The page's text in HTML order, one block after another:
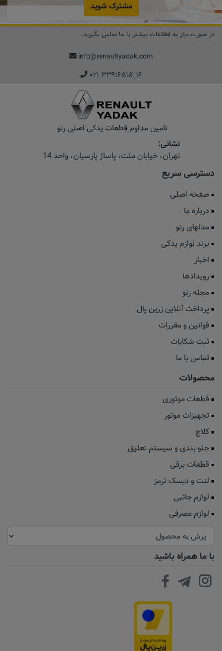
مشترک شوید
در صورت نیاز به اطلاعات بیشتر با ما تماس بگیرید.
info@renaultyadak.com
۰۲۱ ۳۳۹۱۶۵۱۵_۱۶
تامین مداوم قطعات یدکی اصلی رنو
نشانی:
تهران، خیابان‌ ملت، پاساژ‌ پارسیان، واحد 14
دسترسی سریع
صفحه اصلی
درباره ما
مدلهای رنو
برند لوازم یدکی
اخبار
رویدادها
مجله رنو
پرداخت آنلاین زرین پال
قوانین و مقررات
ثبت شکایات
تماس با ما
محصولات
قطعات موتوری
تجهیزات موتور
کلاچ
جلو بندی و سیستم تعلیق
قطعات برقی
لنت و دیسک ترمز
لوازم جانبی
لوازم مصرفی
با ما همراه باشید